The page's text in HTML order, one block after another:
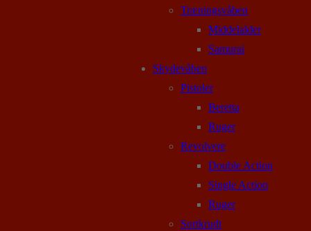
Træningsvåben
Middelalder
Samurai
Skydevåben
Pistoler
Beretta
Ruger
Revolvere
Double Action
Single Action
Ruger
Sortkrudt